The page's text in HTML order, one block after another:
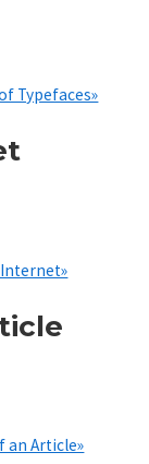
Typefaces»
an Article»